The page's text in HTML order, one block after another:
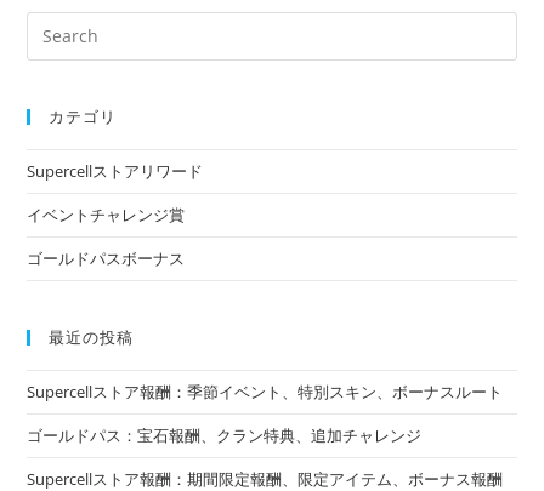
カテゴリ
Supercellストアリワード
イベントチャレンジ賞
ゴールドパスボーナス
最近の投稿
Supercellストア報酬：季節イベント、特別スキン、ボーナスルート
ゴールドパス：宝石報酬、クラン特典、追加チャレンジ
Supercellストア報酬：期間限定報酬、限定アイテム、ボーナス報酬